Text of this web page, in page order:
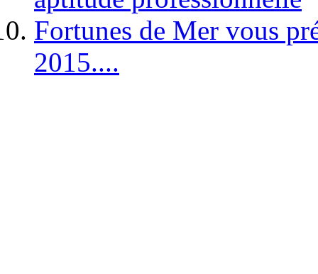
Fortunes de Mer vous
2015....